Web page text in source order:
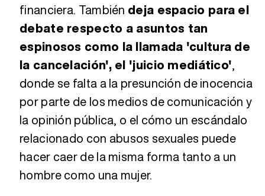
financiera. También deja espacio para el
debate respecto a asuntos tan
espinosos como la llamada 'cultura de
la cancelación', el 'juicio mediático',
donde se falta a la presunción de inocencia
por parte de los medios de comunicación y
la opinión pública, o el cómo un escándalo
relacionado con abusos sexuales puede
hacer caer de la misma forma tanto a un
hombre como una mujer.